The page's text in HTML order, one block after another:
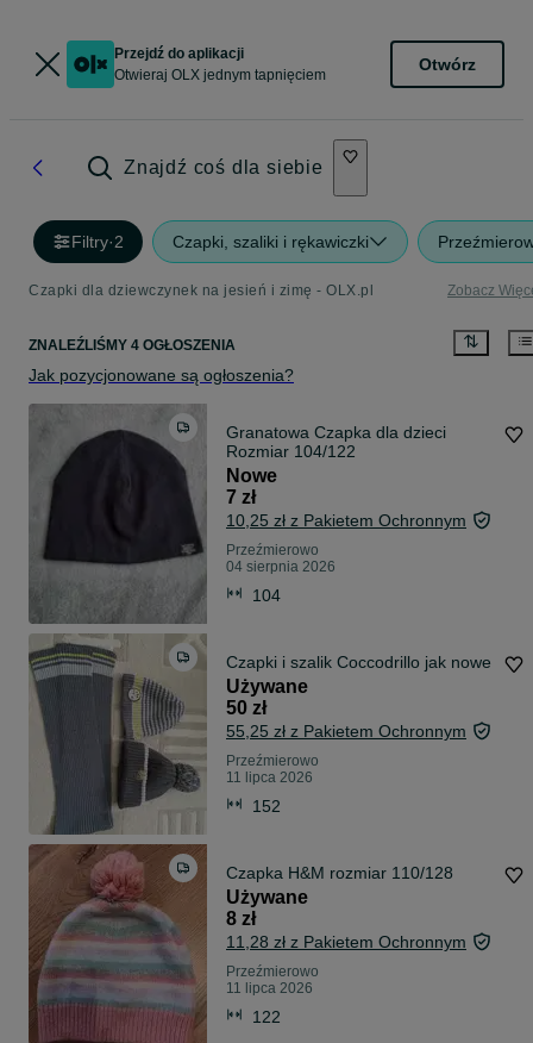
Przejdź do aplikacji
Otwieraj OLX jednym tapnięciem
Otwórz
Znajdź coś dla siebie
Filtry·2 Czapki, szaliki i rękawiczki
Czapki dla dziewczynek na jesień i zimę - OLX.pl Zobacz
ZNALEŹLIŚMY 4 OGŁOSZENIA
Jak pozycjonowane są ogłoszenia?
Granatowa Czapka dla dzieci
Rozmiar 104/122
Nowe
7 zł
10,25 zł z Pakietem Ochronnym
Przeźmierowo
04 sierpnia 2026
104
Czapki i szalik Coccodrillo jak nowe
Używane
50 zł
55,25 zł z Pakietem Ochronnym
Przeźmierowo
11 lipca 2026
152
Czapka H&M rozmiar 110/128
Używane
8 zł
11,28 zł z Pakietem Ochronnym
Przeźmierowo
11 lipca 2026
122